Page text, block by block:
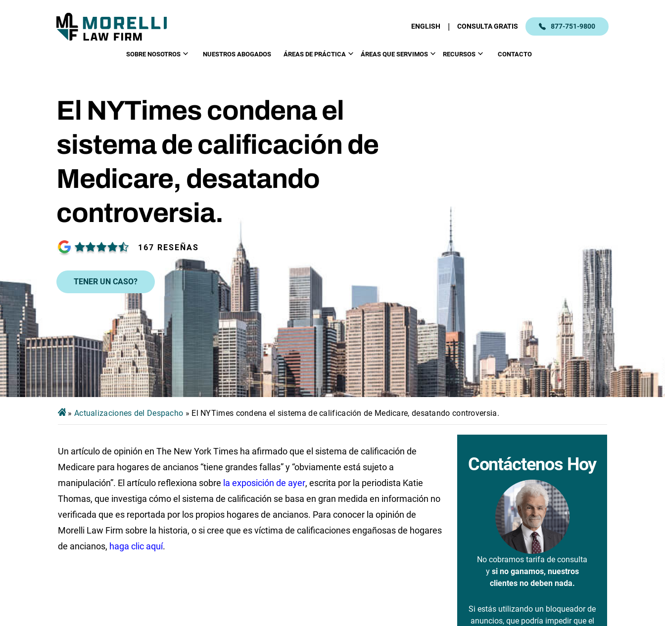
ENGLISH | CONSULTA GRATIS 877-751-9800
SOBRE NOSOTROS NUESTROS ABOGADOS ÁREAS DE PRÁCTICA ÁREAS QUE SERVIMOS RECURSOS CONTACTO
El NYTimes condena el
sistema de calificación de
Medicare, desatando
controversia.
167 RESEÑAS
TENER UN CASO?
» Actualizaciones del Despacho » El NYTimes condena el sistema de calificación de Medicare, desatando controversia.
Un artículo de opinión en The New York Times ha afirmado que el sistema de calificación de
Medicare para hogares de ancianos “tiene grandes fallas” y “obviamente está sujeto a
manipulación”. El artículo reflexiona sobre la exposición de ayer, escrita por la periodista Katie
Thomas, que investiga cómo el sistema de calificación se basa en gran medida en información no
verificada que es reportada por los propios hogares de ancianos. Para conocer la opinión de
Morelli Law Firm sobre la historia, o si cree que es víctima de calificaciones engañosas de hogares
de ancianos, haga clic aquí.
Contáctenos Hoy
No cobramos tarifa de consulta
y si no ganamos, nuestros
clientes no deben nada.
Si estás utilizando un bloqueador de
anuncios, que podría impedir que el